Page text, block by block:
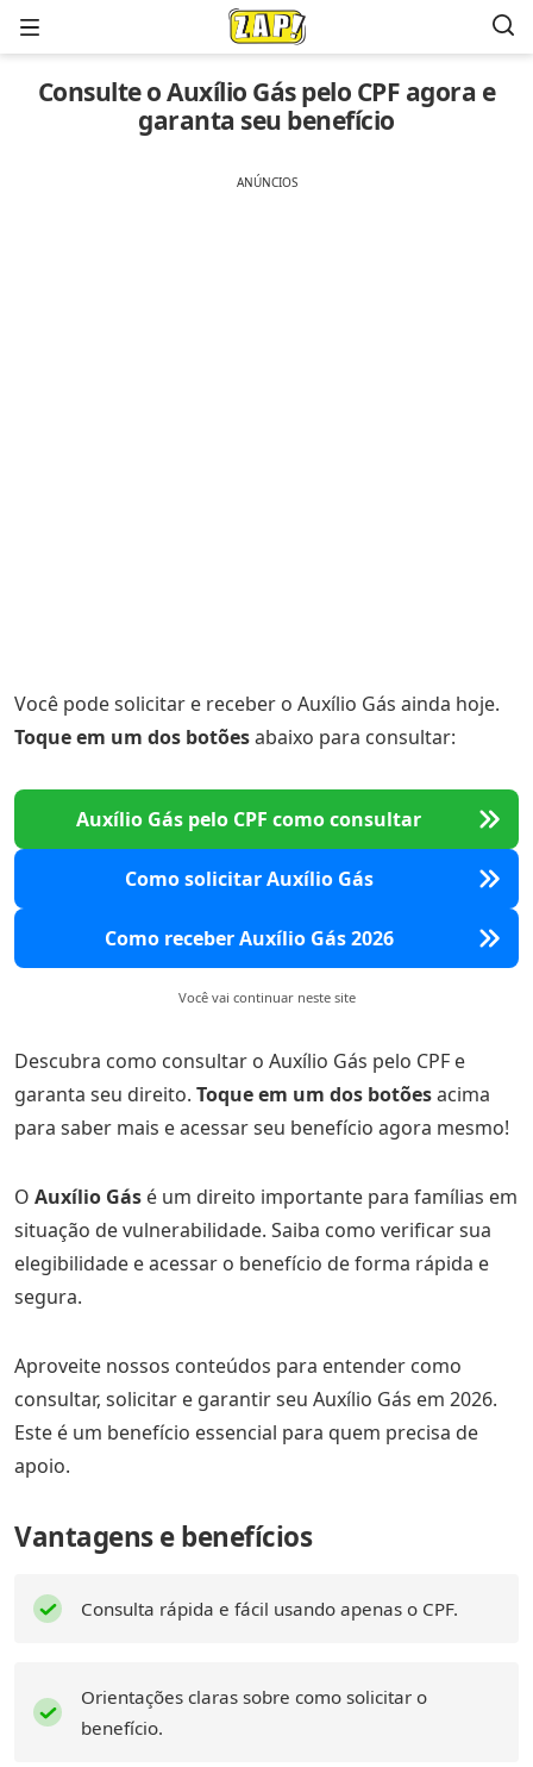
Menu
Consulte o Auxílio Gás pelo CPF agora e
garanta seu benefício
ANÚNCIOS
Você pode solicitar e receber o Auxílio Gás ainda hoje.
Toque em um dos botõesabaixo para consultar:
Auxílio Gás pelo CPF como consultar
Como solicitar Auxílio Gás
Como receber Auxílio Gás 2026
Você vai continuar neste site
Descubra como consultar o Auxílio Gás pelo CPF e
garanta seu direito. Toque em um dos botõesacima
para saber mais e acessar seu benefício agora mesmo!
O Auxílio Gás é um direito importante para famílias em
situação de vulnerabilidade. Saiba como verificar sua
elegibilidade e acessar o benefício de forma rápida e
segura.
Aproveite nossos conteúdos para entender como
consultar, solicitar e garantir seu Auxílio Gás em 2026.
Este é um benefício essencial para quem precisa de
apoio.
Vantagens e benefícios
Consulta rápida e fácil usando apenas o CPF.
Orientações claras sobre como solicitar o
benefício.